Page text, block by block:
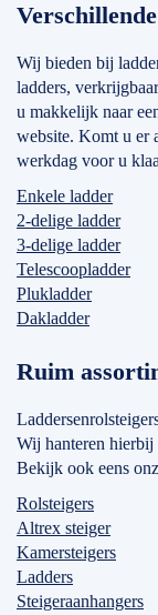
Wij bieden bij
ladders,
u makkelijk naar
website. Komt u er
werkdag voor u
Enkele ladder
2-delige ladder
3-delige ladder
Telescoopladder
Plukladder
Dakladder
Ruim
Wij hanteren
Bekijk ook eens
Rolsteigers
Altrex steiger
Kamersteigers
Ladders
Steigeraanhangers